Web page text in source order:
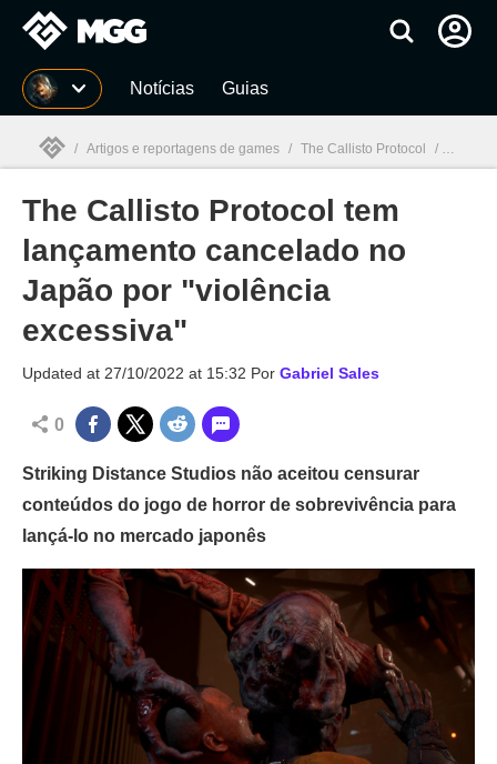
Millenium Notícias Guias
Millenium
/ Artigos e reportagens de games / The Callisto Protocol / The
The Callisto Protocol tem
lançamento cancelado no
Japão por "violência
excessiva"
Updated at 27/10/2022 at 15:32 Por Gabriel Sales
0
Striking Distance Studios não aceitou censurar
conteúdos do jogo de horror de sobrevivência para
lançá-lo no mercado japonês